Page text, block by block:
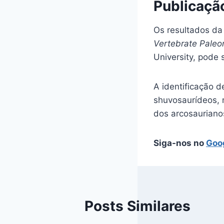
Os resultados
Vertebrate
University, pode
A identificação
shuvosaurídeos,
dos
Siga-nos no
Posts Similares